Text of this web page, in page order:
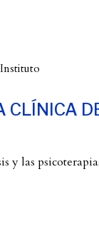
Instituto
CLÍNICA
las